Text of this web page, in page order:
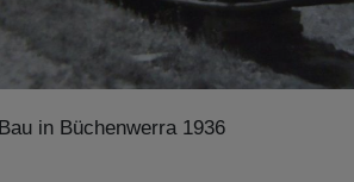
in Büchenwerra 1936